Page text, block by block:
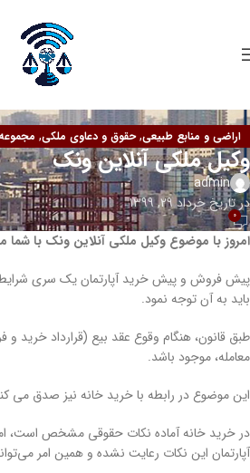
اراضی و منابع طبیعی,حقوق و دعاوی ملکی,
وکیل ملکی آنلاین ونک
admin
در تاریخ خرداد 29, 1399
0
امروز با موضوع وکیل ملکی آنلاین ونک با شما
پیش فروش و پیش خرید آپارتمان یک سری
باید به آن توجه نمود.
طبق قانون، هنگام وقوع عقد بیع (قرارداد خرید
معامله، موجود باشد.
این موضوع در رابطه با خرید خانه نیز صدق می
در خرید خانه آماده نکات حقوقی مشخص است،
آپارتمان این نکات رعایت نشده و همین امر